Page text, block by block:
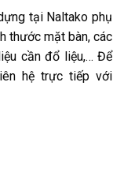
tại Naltako phụ
thước mặt bàn, các
cần đổ liệu,… Để
hệ trực tiếp với